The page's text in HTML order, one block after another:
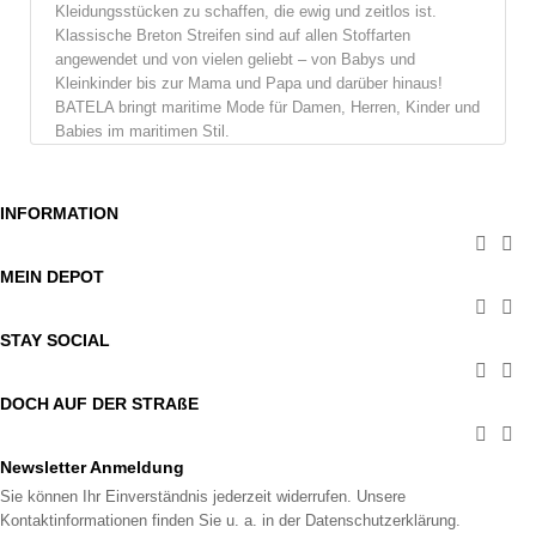
Kleidungsstücken zu schaffen, die ewig und zeitlos ist.
Klassische Breton Streifen sind auf allen Stoffarten
angewendet und von vielen geliebt – von Babys und
Kleinkinder bis zur Mama und Papa und darüber hinaus!
BATELA bringt maritime Mode für Damen, Herren, Kinder und
Babies im maritimen Stil.
INFORMATION
 
MEIN DEPOT
 
STAY SOCIAL
 
DOCH AUF DER STRAßE
 
Newsletter Anmeldung
Sie können Ihr Einverständnis jederzeit widerrufen. Unsere
Kontaktinformationen finden Sie u. a. in der Datenschutzerklärung.